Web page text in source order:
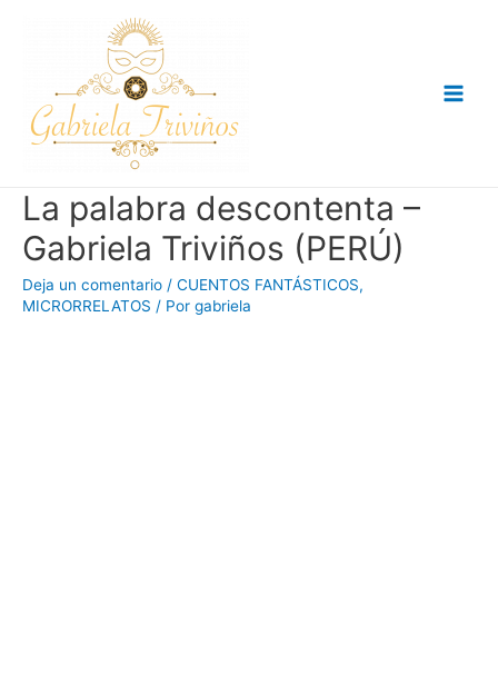
La palabra descontenta –
Gabriela Triviños (PERÚ)
Deja un comentario / CUENTOS FANTÁSTICOS,
MICRORRELATOS / Por gabriela